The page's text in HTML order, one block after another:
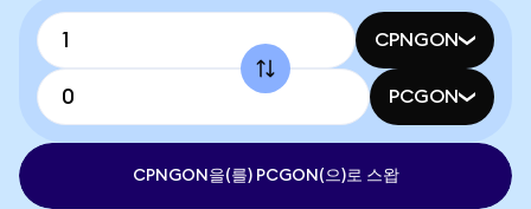
CPNGON
PCGON
CPNGON을(를) PCGON(으)로 스왑